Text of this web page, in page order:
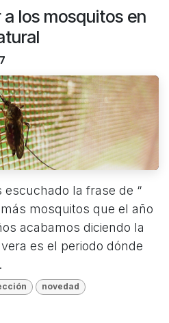
los mosquitos en
la frase de “
mosquitos que el año
acabamos diciendo la
es el periodo dónde
novedad